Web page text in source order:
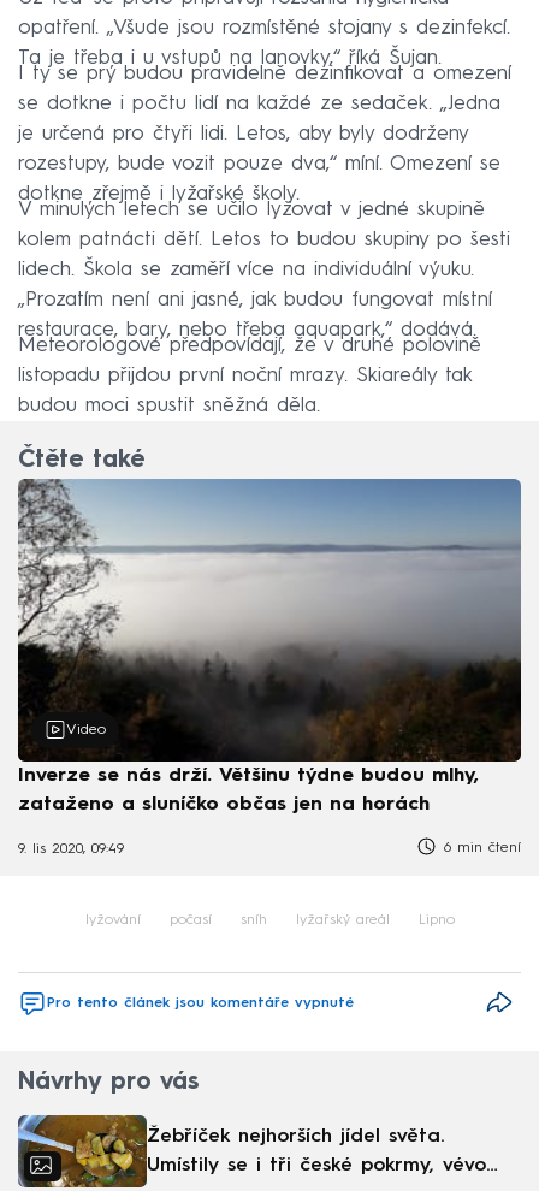
opatření. „Všude jsou rozmístěné stojany s dezinfekcí.
Ta je třeba i u vstupů na lanovky,“ říká Šujan.
I ty se prý budou pravidelně dezinfikovat a omezení
se dotkne i počtu lidí na každé ze sedaček. „Jedna
je určená pro čtyři lidi. Letos, aby byly dodrženy
rozestupy, bude vozit pouze dva,“ míní. Omezení se
dotkne zřejmě i lyžařské školy.
V minulých letech se učilo lyžovat v jedné skupině
kolem patnácti dětí. Letos to budou skupiny po šesti
lidech. Škola se zaměří více na individuální výuku.
„Prozatím není ani jasné, jak budou fungovat místní
restaurace, bary, nebo třeba aquapark,“ dodává.
Meteorologové předpovídají, že v druhé polovině
listopadu přijdou první noční mrazy. Skiareály tak
budou moci spustit sněžná děla.
Čtěte také
Video
Inverze se nás drží. Většinu týdne budou mlhy,
zataženo a sluníčko občas jen na horách
9. lis 2020, 09:49 6 min čtení
lyžování počasí sníh lyžařský areál Lipno
Pro tento článek jsou komentáře vypnuté
Návrhy pro vás
Žebříček nejhorších jídel světa.
Umístily se i tři české pokrmy, vévodí